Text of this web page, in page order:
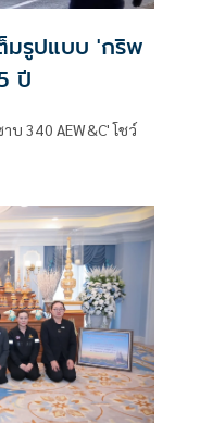
มรูปแบบ 'กริพ
ปี
340 AEW&C' โชว์